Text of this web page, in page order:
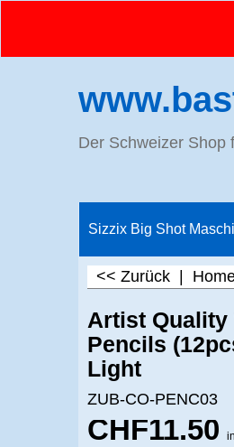
Der Schweizer Shop
Sizzix Big Shot
<< Zurück
Artist Quality
Pencils
Light
ZUB-CO-PENC03
CHF11.50